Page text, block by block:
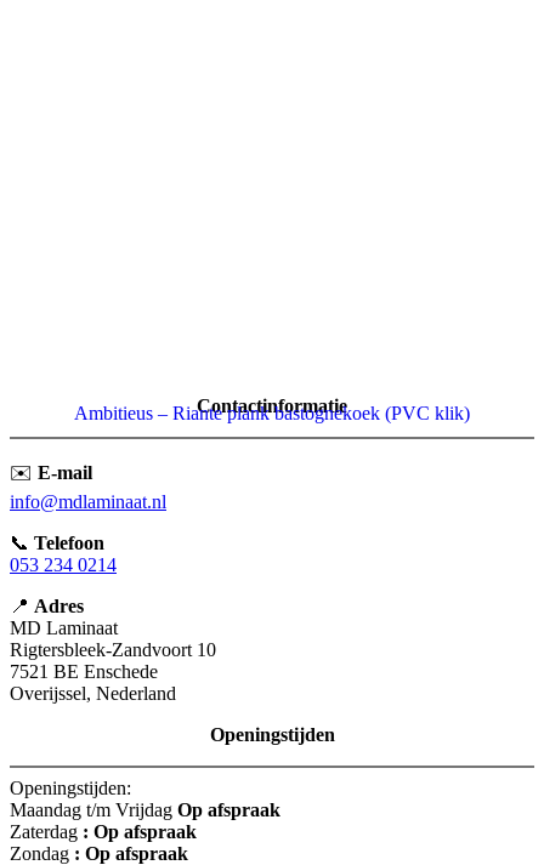
Ambitieus – Riante plank bastognekoek (PVC klik)
Contactinformatie
✉️ E-mail
info@mdlaminaat.nl
📞 Telefoon
053 234 0214
📍 Adres
MD Laminaat
Rigtersbleek-Zandvoort 10
7521 BE Enschede
Overijssel, Nederland
Openingstijden
Openingstijden:
Maandag t/m Vrijdag Op afspraak
Zaterdag : Op afspraak
Zondag : Op afspraak